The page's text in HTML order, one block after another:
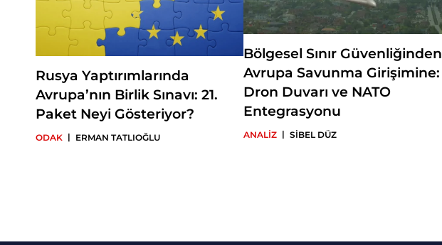
Rusya Yaptırımlarında
Avrupa’nın Birlik Sınavı: 21.
Paket Neyi Gösteriyor?
ODAK | ERMAN TATLIOĞLU
Bölgesel Sınır Güvenliğinden
Avrupa Savunma Girişimine:
Dron Duvarı ve NATO
Entegrasyonu
ANALİZ | SİBEL DÜZ